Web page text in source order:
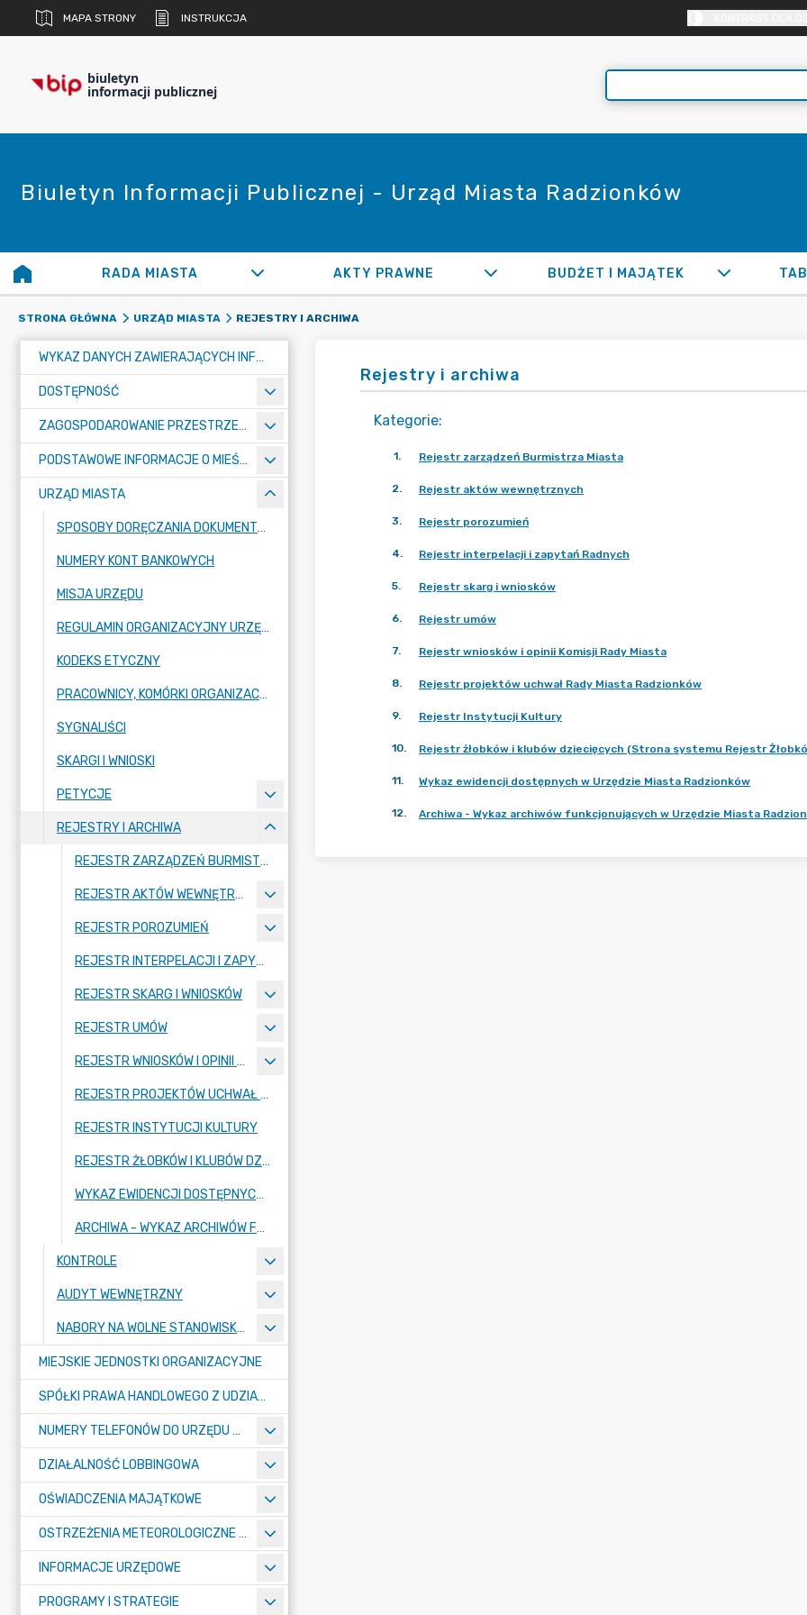
MAPA STRONY INSTRUKCJA
biuletyn
informacji publicznej
Biuletyn Informacji Publicznej - Urząd Miasta Radzionków
RADA MIASTA AKTY PRAWNE BUDŻET I MAJĄTEK
STRONA GŁÓWNA URZĄD MIASTA REJESTRY I ARCHIWA
WYKAZ DANYCH ZAWIERAJĄCYCH INFORMACJE O ŚRODOWISKU I JEGO OCHRONIE
DOSTĘPNOŚĆ
ZAGOSPODAROWANIE PRZESTRZENNE
PODSTAWOWE INFORMACJE O MIEŚCIE
URZĄD MIASTA
SPOSOBY DORĘCZANIA DOKUMENTÓW DO URZĘDU MIASTA RADZIONKÓW
NUMERY KONT BANKOWYCH
MISJA URZĘDU
REGULAMIN ORGANIZACYJNY URZĘDU
KODEKS ETYCZNY
PRACOWNICY, KOMÓRKI ORGANIZACYJNE URZĘDU
SYGNALIŚCI
SKARGI I WNIOSKI
PETYCJE
REJESTRY I ARCHIWA
REJESTR ZARZĄDZEŃ BURMISTRZA MIASTA
REJESTR AKTÓW WEWNĘTRZNYCH
REJESTR POROZUMIEŃ
REJESTR INTERPELACJI I ZAPYTAŃ RADNYCH
REJESTR SKARG I WNIOSKÓW
REJESTR UMÓW
REJESTR WNIOSKÓW I OPINII KOMISJI RADY MIASTA
REJESTR PROJEKTÓW UCHWAŁ RADY MIASTA RADZIONKÓW
REJESTR INSTYTUCJI KULTURY
REJESTR ŻŁOBKÓW I KLUBÓW DZIECIĘCYCH (STRONA SYSTEMU REJESTR ŻŁOBKÓW)
WYKAZ EWIDENCJI DOSTĘPNYCH W URZĘDZIE MIASTA RADZIONKÓW
ARCHIWA - WYKAZ ARCHIWÓW FUNKCJONUJĄCYCH W URZĘDZIE MIASTA RADZIONKÓW (ARCHIWUM BIP)
KONTROLE
AUDYT WEWNĘTRZNY
NABORY NA WOLNE STANOWISKA PRACY
MIEJSKIE JEDNOSTKI ORGANIZACYJNE
SPÓŁKI PRAWA HANDLOWEGO Z UDZIAŁEM GMINY
NUMERY TELEFONÓW DO URZĘDU MIASTA, MIEJSKICH JEDNOSTEK ORGANIZACYJNYCH ORAZ SPÓŁEK PRAWA HANDLOWEGO Z UDZIAŁEM GMINY
DZIAŁALNOŚĆ LOBBINGOWA
OŚWIADCZENIA MAJĄTKOWE
OSTRZEŻENIA METEOROLOGICZNE O ZŁYM STANIE POWIETRZA I INNE
INFORMACJE URZĘDOWE
PROGRAMY I STRATEGIE
Rejestry i archiwa
Kategorie:
1. Rejestr zarządzeń Burmistrza Miasta
2. Rejestr aktów wewnętrznych
3. Rejestr porozumień
4. Rejestr interpelacji i zapytań Radnych
5. Rejestr skarg i wniosków
6. Rejestr umów
7. Rejestr wniosków i opinii Komisji Rady Miasta
8. Rejestr projektów uchwał Rady Miasta Radzionków
9. Rejestr Instytucji Kultury
10. Rejestr żłobków i klubów dziecięcych (Strona systemu Rejestr
11. Wykaz ewidencji dostępnych w Urzędzie Miasta Radzionków
12. Archiwa - Wykaz archiwów funkcjonujących w Urzędzie Miasta